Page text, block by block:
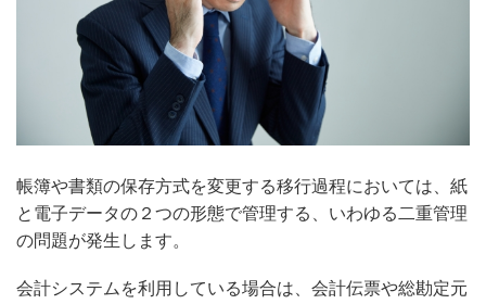
帳簿や書類の保存方式を変更する移行過程においては、紙
と電子データの２つの形態で管理する、いわゆる二重管理
の問題が発生します。
会計システムを利用している場合は、会計伝票や総勘定元